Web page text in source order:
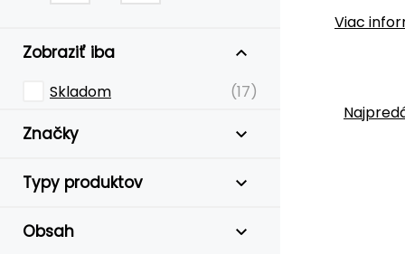
Zobraziť iba
Skladom (17)
Značky
Typy produktov
Obsah
Viac